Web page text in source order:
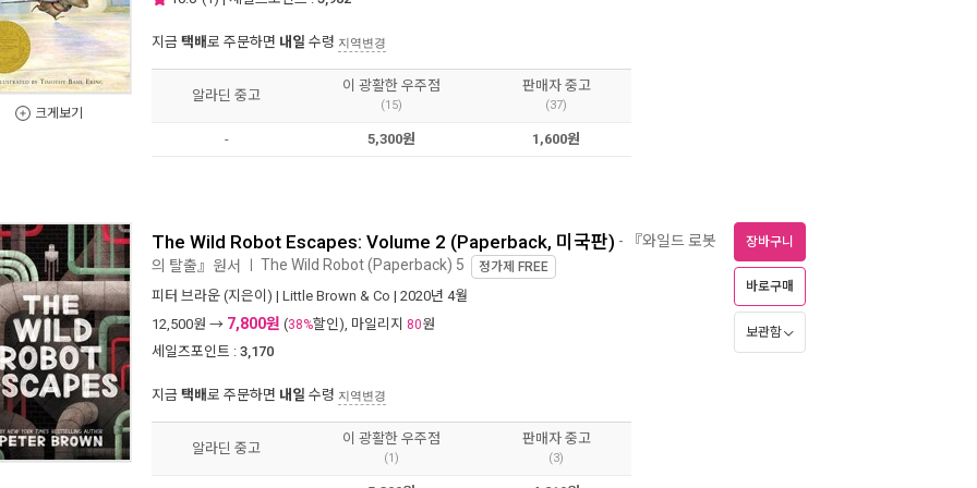
크게보기
지금 택배로 주문하면 내일 수령 지역변경
알라딘 중고
이 광활한 우주점
(15)
판매자 중고
(37)
- 5,300원 1,600원
The Wild Robot Escapes: Volume 2 (Paperback, 미국판) - 『와일드 로봇
의 탈출』원서 The Wild Robot (Paperback) 5 정가제 FREE
피터 브라운 (지은이) | Little Brown & Co | 2020년 4월
12,500원 → 7,800원 (38%할인), 마일리지 80원
세일즈포인트 : 3,170
지금 택배로 주문하면 내일 수령 지역변경
장바구니
바로구매
보관함
알라딘 중고
이 광활한 우주점
(1)
판매자 중고
(3)